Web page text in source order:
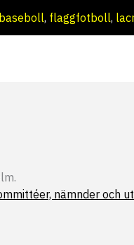
baseboll, flaggfotboll,
nämnder och